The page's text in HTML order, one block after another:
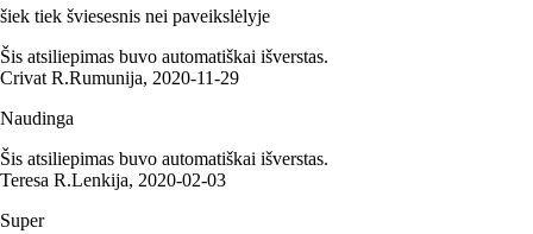
šiek tiek šviesesnis nei paveikslėlyje
Šis atsiliepimas buvo automatiškai išverstas.
Crivat R.Rumunija, 2020‑11‑29
Naudinga
Šis atsiliepimas buvo automatiškai išverstas.
Teresa R.Lenkija, 2020‑02‑03
Super